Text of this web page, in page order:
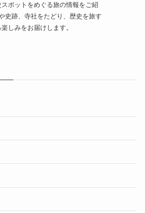
ポットをめぐる旅の情報をご紹
史跡、寺社をたどり、歴史を旅す
楽しみをお届けします。